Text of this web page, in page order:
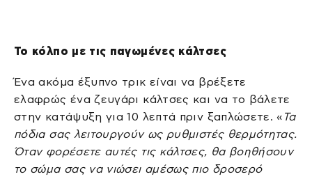
Το κόλπο με τις παγωμένες κάλτσες
Ένα ακόμα έξυπνο τρικ είναι να βρέξετε
ελαφρώς ένα ζευγάρι κάλτσες και να το βάλετε
στην κατάψυξη για 10 λεπτά πριν ξαπλώσετε. « Τα
πόδια σας λειτουργούν ως ρυθμιστές θερμότητας.
Όταν φορέσετε αυτές τις κάλτσες, θα βοηθήσουν
το σώμα σας να νιώσει αμέσως πιο δροσερό